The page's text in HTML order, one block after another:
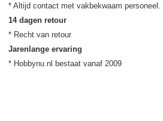
14 dagen retour
Jarenlange ervaring
* Hobbynu.nl bestaat vanaf 2009